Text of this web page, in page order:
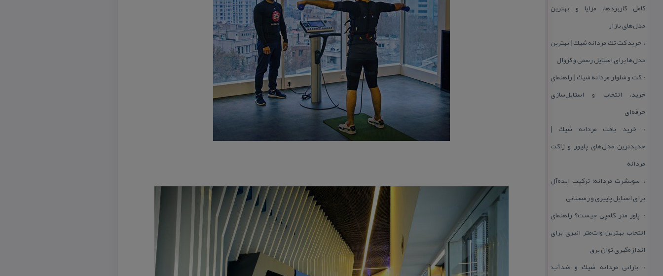
كامل كاربردها، مزایا و بهترین
مدل‌های بازار
::خرید كت تك مردانه شیك | بهترین
مدل‌ها برای استایل رسمی و كژوال
::كت و شلوار مردانه شیك | راهنمای
خرید، انتخاب و استایل‌سازی
حرفه‌ای
::خرید بافت مردانه شیك |
جدیدترین مدل‌های پلیور و ژاكت
مردانه
:: سویشرت مردانه؛ تركیب ایده‌آل
برای استایل پاییزی و زمستانی
:: پاور متر كلمپی چیست؟ راهنمای
انتخاب بهترین وات‌متر انبری برای
اندازه‌گیری توان برق
:: بارانی مردانه شیك و ضدآب؛